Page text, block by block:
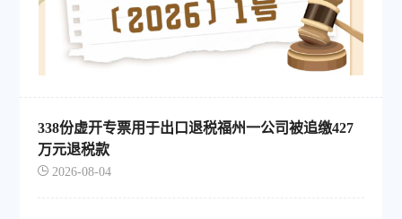
338份虚开专票用于出口退税福州一公司被追缴427
万元退税款
2026-08-04